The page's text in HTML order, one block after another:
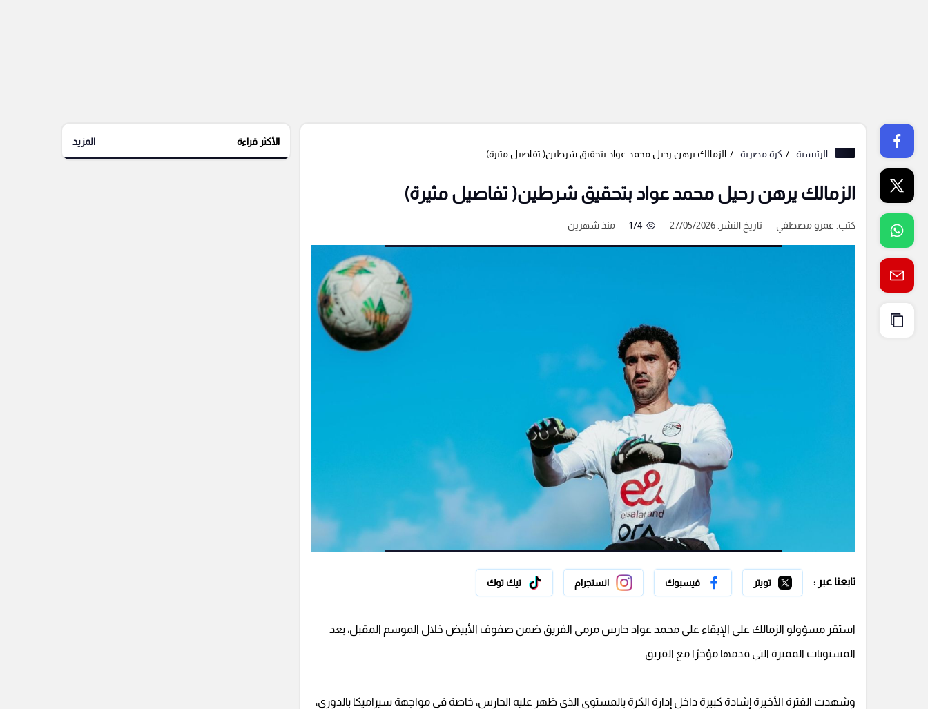
الرئيسية كرة مصرية الزمالك يرهن رحيل محمد عواد بتحقيق شرطين( تفاصيل مثيرة)
الزمالك يرهن رحيل محمد عواد بتحقيق شرطين( تفاصيل مثيرة)
كتب: عمرو مصطفي تاريخ النشر: 27/05/2026 174 منذ شهرين
تابعنا عبر : تويتر فيسبوك انستجرام تيك توك
استقر مسؤولو الزمالك على الإبقاء على محمد عواد حارس مرمى الفريق ضمن صفوف الأبيض خلال الموسم المقبل، بعد
المستويات المميزة التي قدمها مؤخرًا مع الفريق.
وشهدت الفترة الأخيرة إشادة كبيرة داخل إدارة الكرة بالمستوى الذي ظهر عليه الحارس، خاصة في مواجهة سيراميكا بالدوري،
الأكثر قراءة المزيد